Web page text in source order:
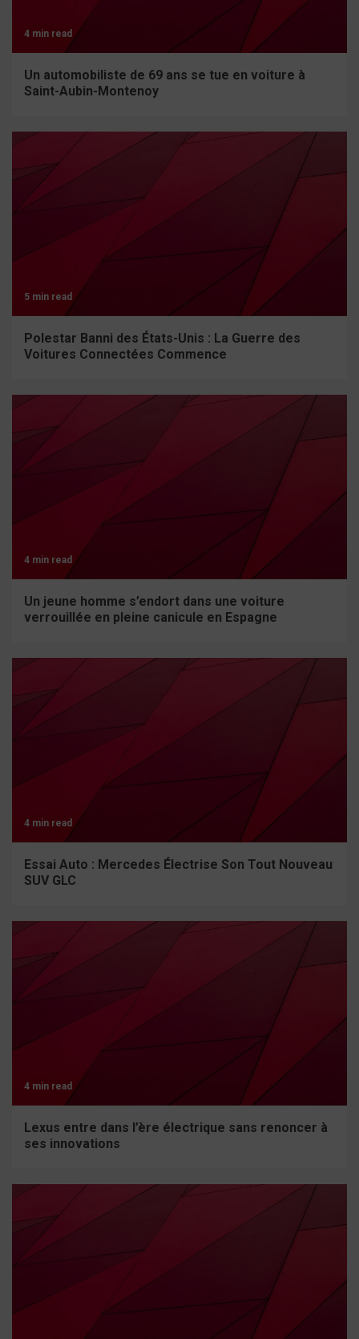
4 min read
Un automobiliste de 69 ans se tue en voiture à
Saint-Aubin-Montenoy
5 min read
Polestar Banni des États-Unis : La Guerre des
Voitures Connectées Commence
4 min read
Un jeune homme s’endort dans une voiture
verrouillée en pleine canicule en Espagne
4 min read
Essai Auto : Mercedes Électrise Son Tout Nouveau
SUV GLC
4 min read
Lexus entre dans l’ère électrique sans renoncer à
ses innovations